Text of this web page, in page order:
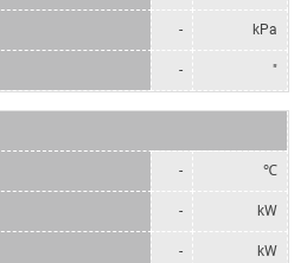
- kPa
- "
- ℃
- kW
- kW